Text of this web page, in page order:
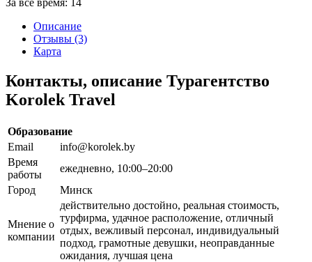
Описание
Отзывы (3)
Карта
Контакты, описание Турагентство
Korolek Travel
Образование
Email
info@korolek.by
Время
работы
ежедневно, 10:00–20:00
Город
Минск
Мнение о
компании
действительно достойно, реальная стоимость,
турфирма, удачное расположение, отличный
отдых, вежливый персонал, индивидуальный
подход, грамотные девушки, неоправданные
ожидания, лучшая цена